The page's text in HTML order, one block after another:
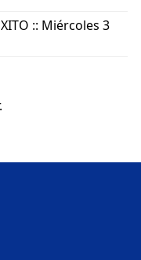
:: Miércoles 3